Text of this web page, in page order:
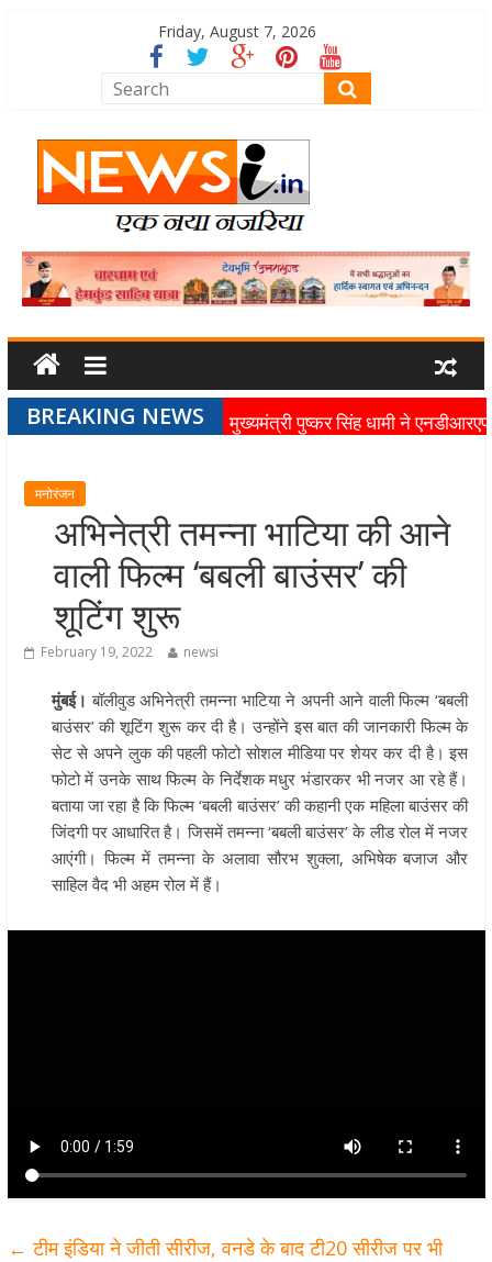
Friday, August 7, 2026
BREAKING NEWS
मुख्यमंत्री पुष्कर सिंह धामी ने
डबल इंजन की सरकार में संचालित
का लाभ समाज के अंतिम व्यक्ति तक पहुंच
शिवभक्तों पर पुष्पवर्षा कर उनका स्वागत
किया गया
धर्मनगरी हरिद्वार में कांवड़ यात्रा के दौरान
मंगलवार को आस्था, सेवा और संस्कृति का
अद्भुत संगम देखने को मिला
मुख्यमंत्री ने स्वास्थ्य सेवा शिविर का किया
शुभारंभ, श्रद्धालुओं को अपने हाथों से
मनोरंजन
अभिनेत्री तमन्ना भाटिया की आने
वाली फिल्म ‘बबली बाउंसर’ की
शूटिंग शुरू
February 19, 2022 newsi
मुंबई। बॉलीवुड अभिनेत्री तमन्ना भाटिया ने अपनी आने वाली फिल्म ‘बबली
बाउंसर’ की शूटिंग शुरू कर दी है। उन्होंने इस बात की जानकारी फिल्म के
सेट से अपने लुक की पहली फोटो सोशल मीडिया पर शेयर कर दी है। इस
फोटो में उनके साथ फिल्म के निर्देशक मधुर भंडारकर भी नजर आ रहे हैं।
बताया जा रहा है कि फिल्म ‘बबली बाउंसर’ की कहानी एक महिला बाउंसर की
जिंदगी पर आधारित है। जिसमें तमन्ना ‘बबली बाउंसर’ के लीड रोल में नजर
आएंगी। फिल्म में तमन्ना के अलावा सौरभ शुक्ला, अभिषेक बजाज और
साहिल वैद भी अहम रोल में हैं।
← टीम इंडिया ने जीती सीरीज, वनडे के बाद टी20 सीरीज पर भी